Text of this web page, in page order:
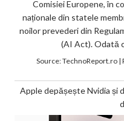
Comisiei Europene, în
naționale din statele
noilor prevederi din
(AI Act). Odată
Source:TechnoReport.ro|
Apple depășește Nvidia și